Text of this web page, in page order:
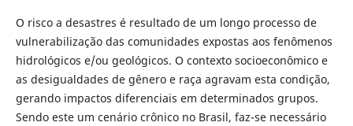
O risco a desastres é resultado de um longo processo de
vulnerabilização das comunidades expostas aos fenômenos
hidrológicos e/ou geológicos. O contexto socioeconômico e
as desigualdades de gênero e raça agravam esta condição,
gerando impactos diferenciais em determinados grupos.
Sendo este um cenário crônico no Brasil, faz-se necessário